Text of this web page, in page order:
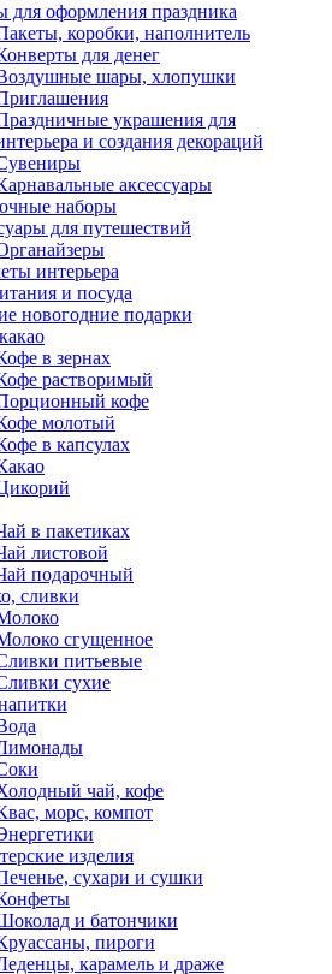
для оформления праздника
коробки, наполнитель
для денег
шары, хлопушки
украшения для
и создания декораций
аксессуары
наборы
для путешествий
интерьера
и посуда
новогодние подарки
в зернах
растворимый
кофе
молотый
в капсулах
в пакетиках
листовой
подарочный
сливки
сгущенное
питьевые
сухие
чай, кофе
морс, компот
изделия
сухари и сушки
и батончики
пироги
карамель и драже